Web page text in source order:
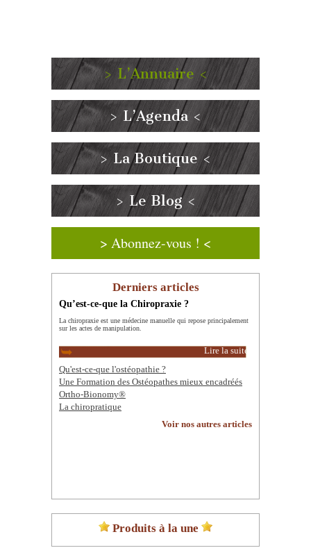
> L’Annuaire <
> L’Agenda <
> La Boutique <
> Le Blog <
> Abonnez-vous ! <
Derniers articles
Qu’est-ce-que la Chiropraxie ?
La chiropraxie est une médecine manuelle qui repose principalement
sur les actes de manipulation.
Lire la suite
Qu'est-ce-que l'ostéopathie ?
Une Formation des Ostéopathes mieux encadréés
Ortho-Bionomy®
La chiropratique
Voir nos autres articles
Produits à la une